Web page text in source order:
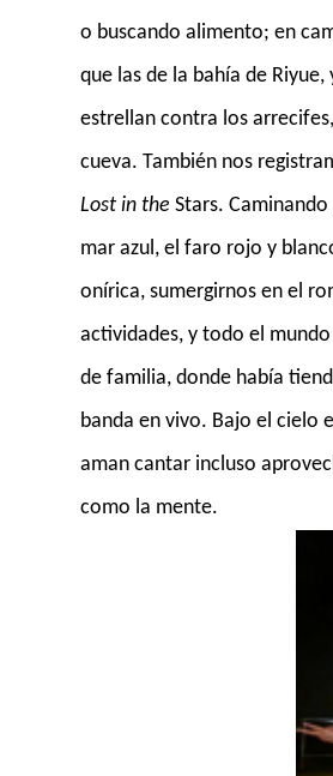
o buscando alimento; en
que las de la bahía de
estrellan contra los
cueva. También nos
Lost in the Stars.
mar azul, el faro rojo y
onírica, sumergirnos en el
actividades, y todo el
de familia, donde había
banda en vivo. Bajo el cielo
aman cantar incluso
como la mente.